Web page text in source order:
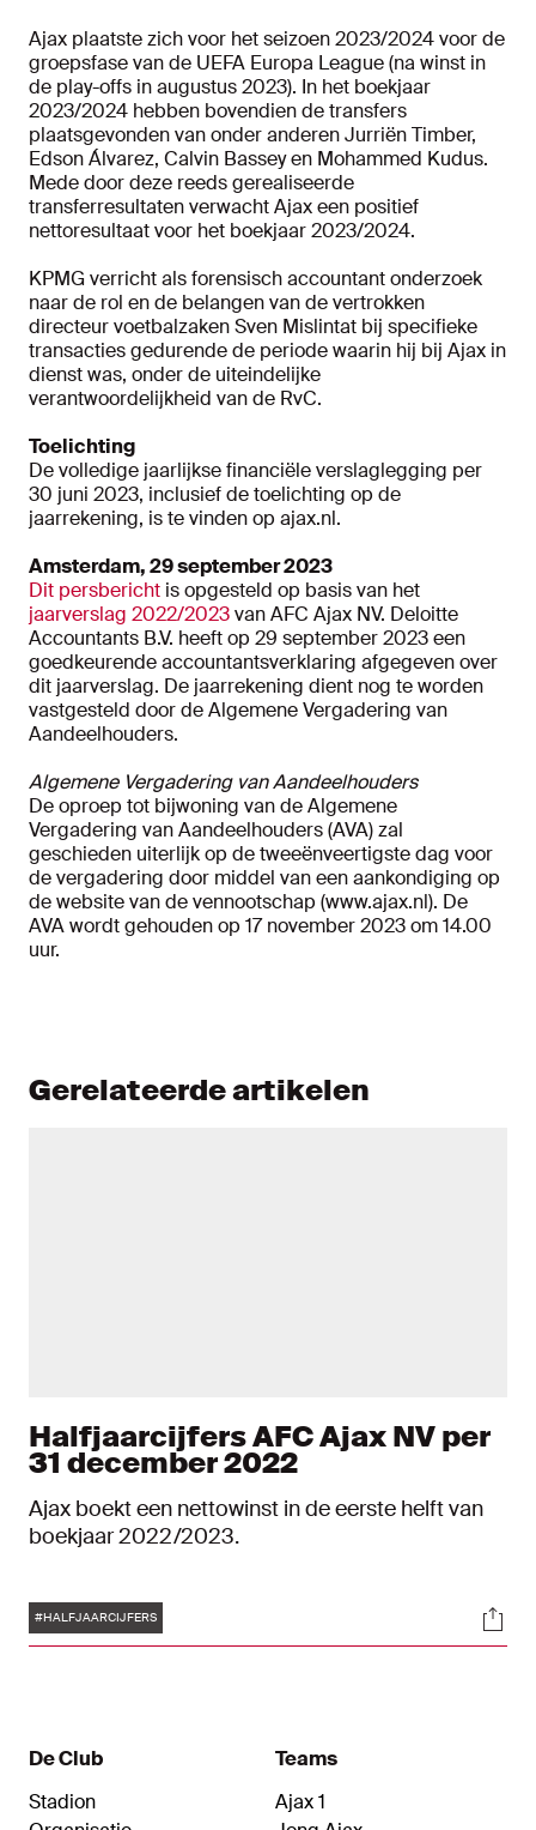
Ajax plaatste zich voor het seizoen 2023/2024 voor de
groepsfase van de UEFA Europa League (na winst in
de play-offs in augustus 2023). In het boekjaar
2023/2024 hebben bovendien de transfers
plaatsgevonden van onder anderen Jurriën Timber,
Edson Álvarez, Calvin Bassey en Mohammed Kudus.
Mede door deze reeds gerealiseerde
transferresultaten verwacht Ajax een positief
nettoresultaat voor het boekjaar 2023/2024.
KPMG verricht als forensisch accountant onderzoek
naar de rol en de belangen van de vertrokken
directeur voetbalzaken Sven Mislintat bij specifieke
transacties gedurende de periode waarin hij bij Ajax in
dienst was, onder de uiteindelijke
verantwoordelijkheid van de RvC.
Toelichting
De volledige jaarlijkse financiële verslaglegging per
30 juni 2023, inclusief de toelichting op de
jaarrekening, is te vinden op ajax.nl.
Amsterdam, 29 september 2023
Dit persbericht is opgesteld op basis van het
jaarverslag 2022/2023van AFC Ajax NV. Deloitte
Accountants B.V. heeft op 29 september 2023 een
goedkeurende accountantsverklaring afgegeven over
dit jaarverslag. De jaarrekening dient nog te worden
vastgesteld door de Algemene Vergadering van
Aandeelhouders.
Algemene Vergadering van Aandeelhouders
De oproep tot bijwoning van de Algemene
Vergadering van Aandeelhouders (AVA) zal
geschieden uiterlijk op de tweeënveertigste dag voor
de vergadering door middel van een aankondiging op
de website van de vennootschap (www.ajax.nl). De
AVA wordt gehouden op 17 november 2023 om 14.00
uur.
Gerelateerde artikelen
Halfjaarcijfers AFC Ajax NV per
31 december 2022
Ajax boekt een nettowinst in de eerste helft van
boekjaar 2022/2023.
Tags
#HALFJAARCIJFERS
De Club
Stadion
Teams
Ajax 1